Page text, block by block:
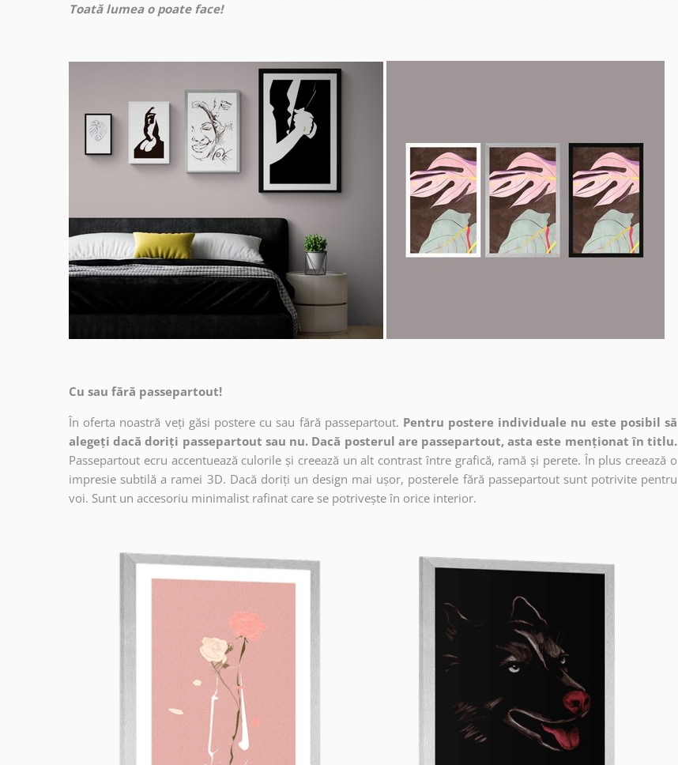
Toată lumea o poate face!
Cu sau fără passepartout!
În oferta noastră veți găsi postere cu sau fără passepartout. Pentru postere individuale nu este posibil să
alegeți dacă doriți passepartout sau nu. Dacă posterul are passepartout, asta este menționat în titlu.
Passepartout ecru accentuează culorile și creează un alt contrast între grafică, ramă și perete. În plus creează o
impresie subtilă a ramei 3D. Dacă doriți un design mai ușor, posterele fără passepartout sunt potrivite pentru
voi. Sunt un accesoriu minimalist rafinat care se potrivește în orice interior.